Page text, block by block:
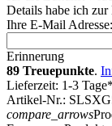
Details habe ich
Ihre E-Mail Adresse:
Erinnerung
89 Treuepunkte.
Lieferzeit: 1-3 Tage*
Artikel-Nr.:
compare_arrows